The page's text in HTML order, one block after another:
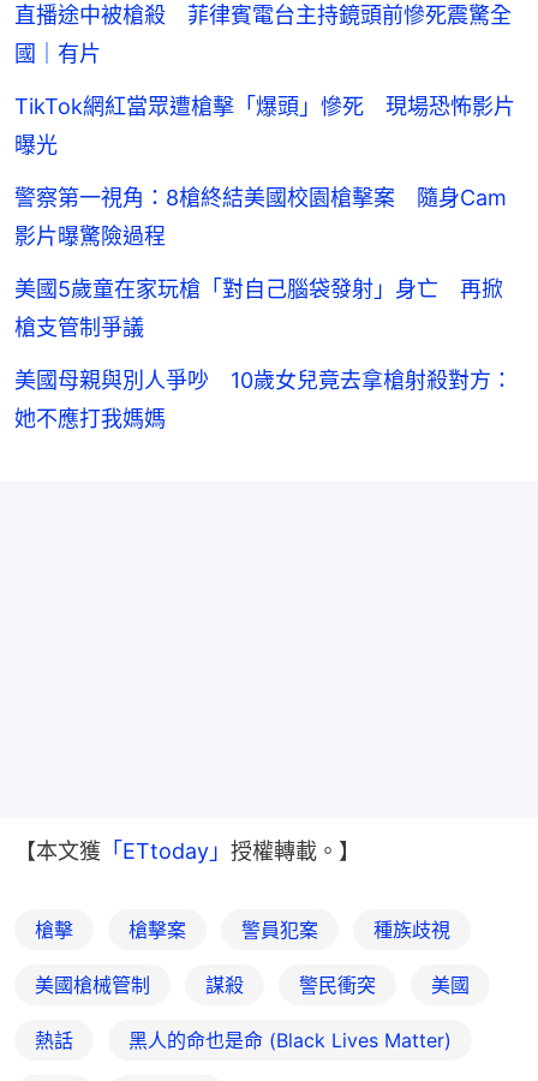
直播途中被槍殺 菲律賓電台主持鏡頭前慘死震驚全
國｜有片
TikTok網紅當眾遭槍擊「爆頭」慘死 現場恐怖影片
曝光
警察第一視角：8槍終結美國校園槍擊案 隨身Cam
影片曝驚險過程
美國5歲童在家玩槍「對自己腦袋發射」身亡 再掀
槍支管制爭議
美國母親與別人爭吵 10歲女兒竟去拿槍射殺對方：
她不應打我媽媽
【本文獲 「ETtoday」 授權轉載。】
槍擊 槍擊案 警員犯案 種族歧視
美國槍械管制 謀殺 警民衝突 美國
熱話 黑人的命也是命 (Black Lives Matter)